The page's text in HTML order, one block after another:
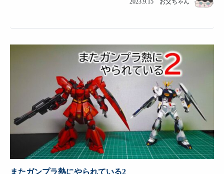
またガンプラ熱にやられている2